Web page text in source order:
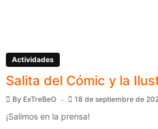
Actividades
Salita del Cómic y la
By ExTreBeO 18 de septiembre de
¡Salimos en la prensa!